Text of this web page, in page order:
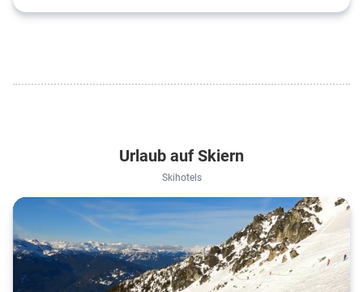
Urlaub auf Skiern
Skihotels